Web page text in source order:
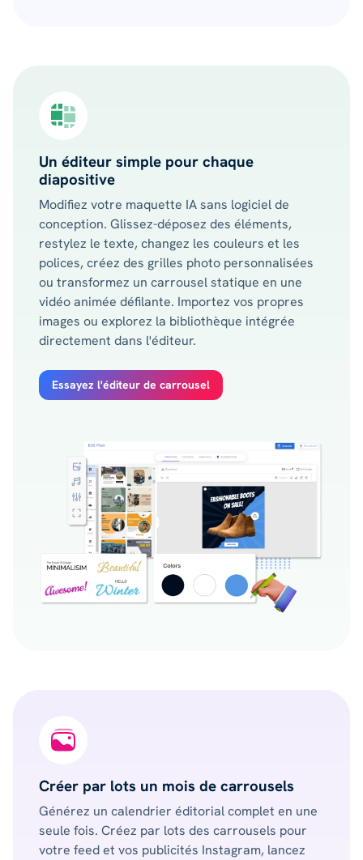
Un éditeur simple pour chaque
diapositive
Modifiez votre maquette IA sans logiciel de
conception. Glissez-déposez des éléments,
restylez le texte, changez les couleurs et les
polices, créez des grilles photo personnalisées
ou transformez un carrousel statique en une
vidéo animée défilante. Importez vos propres
images ou explorez la bibliothèque intégrée
directement dans l'éditeur.
Essayez l'éditeur de carrousel
Créer par lots un mois de carrousels
Générez un calendrier éditorial complet en une
seule fois. Créez par lots des carrousels pour
votre feed et vos publicités Instagram, lancez